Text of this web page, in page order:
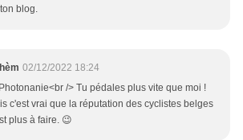
blog.
02/12/2022 18:24
/> Tu pédales plus vite que moi !
c'est vrai que la réputation des cyclistes belges
plus à faire. 😉